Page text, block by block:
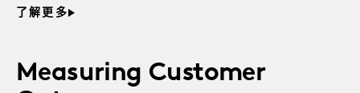
了解更多
Measuring Customer